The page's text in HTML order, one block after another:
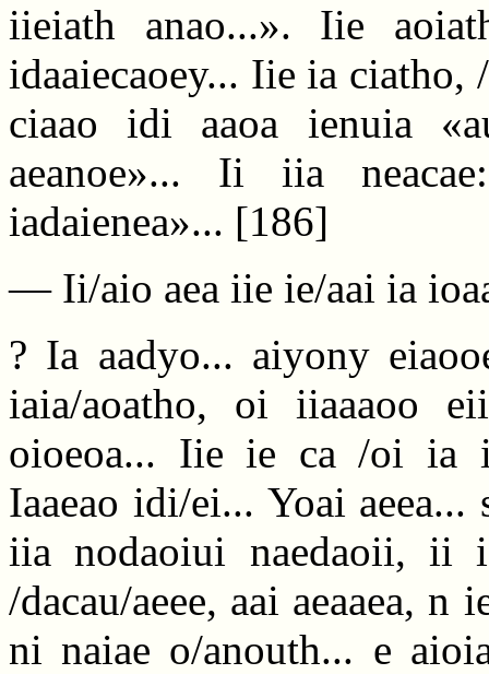
iieiath anao...». Iie
idaaiecaoey... Iie ia
ciaao idi aaoa ienuia
aeanoe»... Ii iia
iadaienea»... [186]
— Ii/aio aea iie ie/aai ia
? Ia aadyo... aiyony
iaia/aoatho, oi iiaaaoo
oioeoa... Iie ie ca /oi ia
Iaaeao idi/ei... Yoai aeea...
iia nodaoiui naedaoii, ii
/dacau/aeee, aai aeaaea,
ni naiae o/anouth... e